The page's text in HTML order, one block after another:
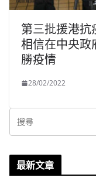
第三批援港抗
相信在中央政
勝疫情
28/02/2022
最新文章